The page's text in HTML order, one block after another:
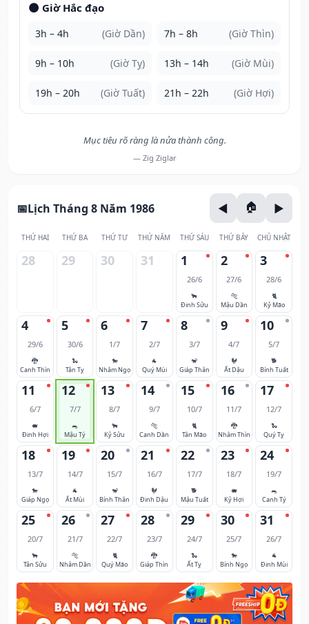
🌑 Giờ Hắc đạo
3h – 4h (Giờ Dần) 7h – 8h (Giờ Thìn)
9h – 10h (Giờ Tỵ) 13h – 14h (Giờ Mùi)
19h – 20h (Giờ Tuất) 21h – 22h (Giờ Hợi)
Mục tiêu rõ ràng là nửa thành công.
— Zig Ziglar
Lịch Tháng 8 Năm 1986
THỨ HAI THỨ BA THỨ TƯ THỨ NĂM THỨ SÁU THỨ BẢY CHỦ NHẬT
28 29 30 31 1
26/6
🐂
Đinh Sửu
2
27/6
🐅
Mậu Dần
3
28/6
🐈
Kỷ Mão
4
29/6
🐉
Canh Thìn
5
30/6
🐍
Tân Tỵ
6
1/7
🐎
Nhâm Ngọ
7
2/7
🐐
Quý Mùi
8
3/7
🐒
Giáp Thân
9
4/7
🐓
Ất Dậu
10
5/7
🐕
Bính Tuất
11
6/7
🐖
Đinh Hợi
12
7/7
🐀
Mậu Tý
13
8/7
🐂
Kỷ Sửu
14
9/7
🐅
Canh Dần
15
10/7
🐈
Tân Mão
16
11/7
🐉
Nhâm Thìn
17
12/7
🐍
Quý Tỵ
18
13/7
🐎
Giáp Ngọ
19
14/7
🐐
Ất Mùi
20
15/7
🐒
Bính Thân
21
16/7
🐓
Đinh Dậu
22
17/7
🐕
Mậu Tuất
23
18/7
🐖
Kỷ Hợi
24
19/7
🐀
Canh Tý
25
20/7
🐂
Tân Sửu
26
21/7
🐅
Nhâm Dần
27
22/7
🐈
Quý Mão
28
23/7
🐉
Giáp Thìn
29
24/7
🐍
Ất Tỵ
30
25/7
🐎
Bính Ngọ
31
26/7
🐐
Đinh Mùi